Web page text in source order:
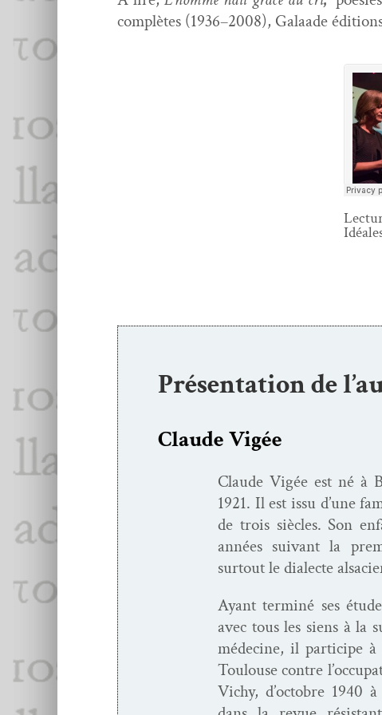
com­plètes (1936–2008), Galaade
Présentation de
Claude Vigée
Claude Vigée est né à
1921. Il est issu d’une
de trois siè­cles. Son
années suiv­ant la
surtout le dialecte
Ayant ter­miné ses
avec tous les siens à la
médecine, il par­ticipe à
Toulouse con­tre
Vichy, d’oc­to­bre 1940